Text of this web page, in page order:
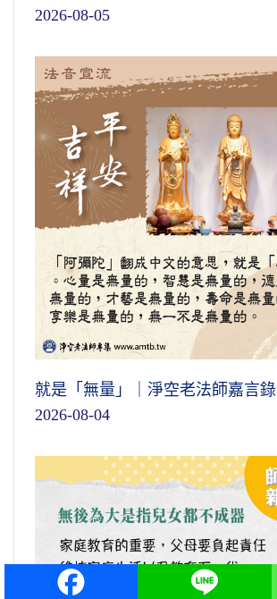
2026-08-05
就是「無量」｜淨空老法師嘉言錄
2026-08-04